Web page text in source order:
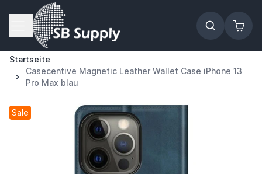
Zum Inhalt springen
Startseite
Casecentive Magnetic Leather Wallet Case iPhone 13
Pro Max blau
Sale